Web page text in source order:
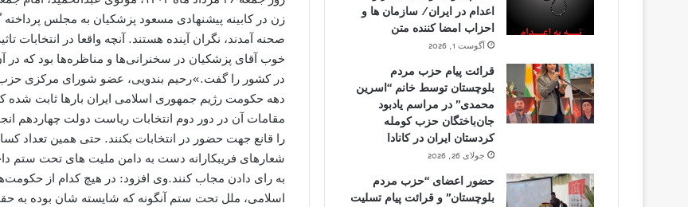
زن در کابینه پیشنهادی مسعود پزشکیان به مجلس
صحنه آمدند، نگران آینده هستند. آنچه واقعا در
خوب آقای پزشکیان در سخنرانی‌ها و مناظره‌ها بود که در
در کشور را گفت.»رحیم بندویی، عضو شورای مرکزی
دهه حکومت رژیم جمهوری اسلامی ایران بارها ثابت شده
مقامات آن در دور دوم انتخابات ریاست دولت چهاردهم
را قانع جهت حضور در انتخابات بکنند. حتی همین تعداد
شعارهای فریبکارانه دست به دامن ملیت های تحت ستم
به رای دادن مجاب کنند.وی افزود: در هیچ کدام از
اسلامی، ملل تحت ستم آنگونه که شایسته شان بوده به
اعدام در ایران/ سازمان ها و
احزاب امضا کننده متن
آگوست 1, 2026
قرائت پیام حزب مردم
بلوچستان توسط خانم “اسرین
محمدی” در مراسم یادبود
جان‌باختگان حزب کومله
کردستان ایران در کانادا
جولای 26, 2026
حضور اعضای “حزب مردم
بلوچستان” و قرائت پیام تسلیت